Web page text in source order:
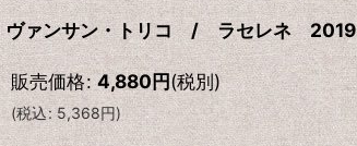
ヴァンサン・トリコ / ラセレネ 2019
販売価格: 4,880円(税別)
(税込: 5,368円)